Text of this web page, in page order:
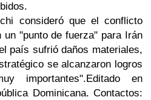
consideró que el conflicto
"punto de fuerza" para Irán
país sufrió daños materiales,
se alcanzaron logros
importantes". Editado en
Dominicana. Contactos: